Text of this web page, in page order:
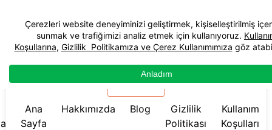
☰ Menü
Ana
Sayfa
Hakkımızda Blog
Gizlilik
Politikası
Kullanım
Koşulları